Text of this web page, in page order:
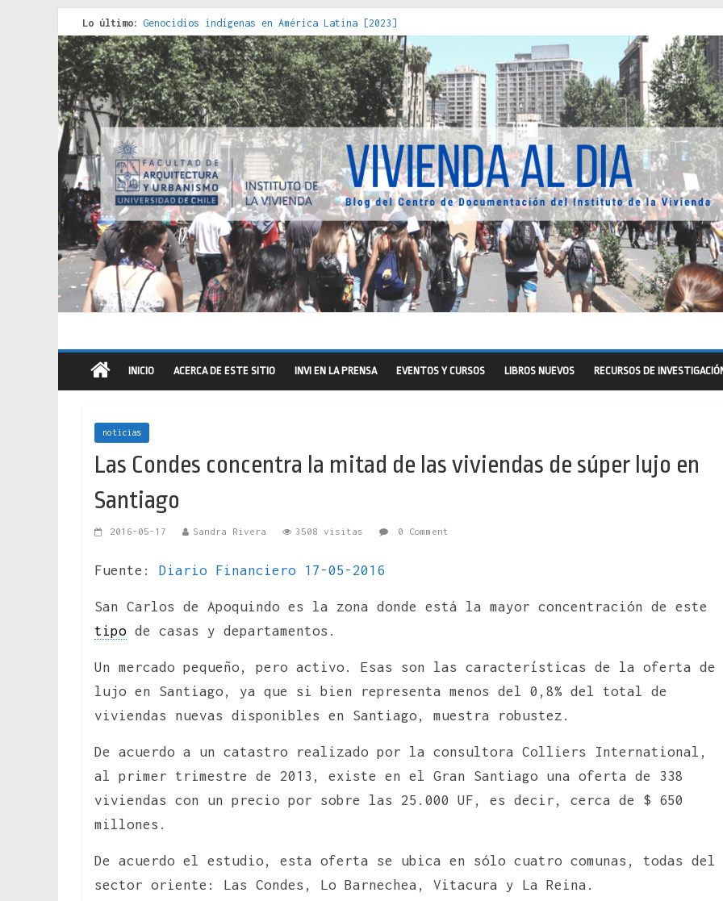
Lo último: Genocidios indígenas en América Latina [2023]
Estudios sobre la espacialización de los Estados : políticas, prácticas y representaciones [2022]
Donde el pedernal choca con el acero : hacia una teoría crítica de las fronteras latinoamericanas
Criterios técnicos para una vivienda adecuada [2019]
Red de consultorios de la Caja del Seguro Obrero en Santiago : un patrimonio emblemático [2014]
INICIO ACERCA DE ESTE SITIO INVI EN LA PRENSA EVENTOS Y CURSOS LIBROS NUEVOS RECURSOS DE
noticias
Las Condes concentra la mitad de las viviendas de súper lujo en
Santiago
2016-05-17 Sandra Rivera 3508 visitas 0 Comment
Fuente: Diario Financiero 17-05-2016
San Carlos de Apoquindo es la zona donde está la mayor concentración de este
tipo de casas y departamentos.
Un mercado pequeño, pero activo. Esas son las características de la oferta de
lujo en Santiago, ya que si bien representa menos del 0,8% del total de
viviendas nuevas disponibles en Santiago, muestra robustez.
De acuerdo a un catastro realizado por la consultora Colliers International,
al primer trimestre de 2013, existe en el Gran Santiago una oferta de 338
viviendas con un precio por sobre las 25.000 UF, es decir, cerca de $ 650
millones.
De acuerdo el estudio, esta oferta se ubica en sólo cuatro comunas, todas del
sector oriente: Las Condes, Lo Barnechea, Vitacura y La Reina.